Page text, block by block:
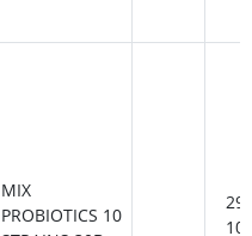
MIX
PROBIOTICS 10
29-
10-